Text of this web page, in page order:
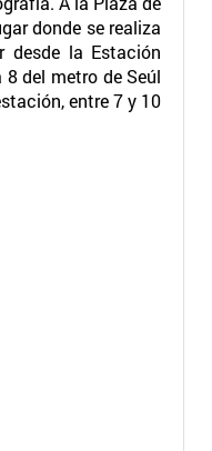
donde se realiza
desde la Estación
del metro de Seúl
entre 7 y 10